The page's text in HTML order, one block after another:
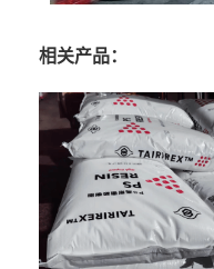
相关产品：